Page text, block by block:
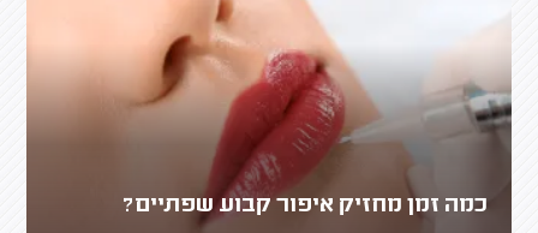
כמה זמן מחזיק איפור קבוע שפתיים?